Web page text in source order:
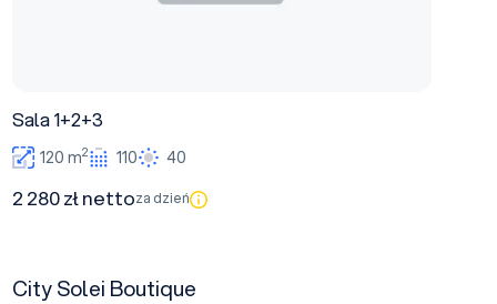
Sala 1+2+3
120 m2 110 40
2 280 zł nettoza dzień
City Solei Boutique